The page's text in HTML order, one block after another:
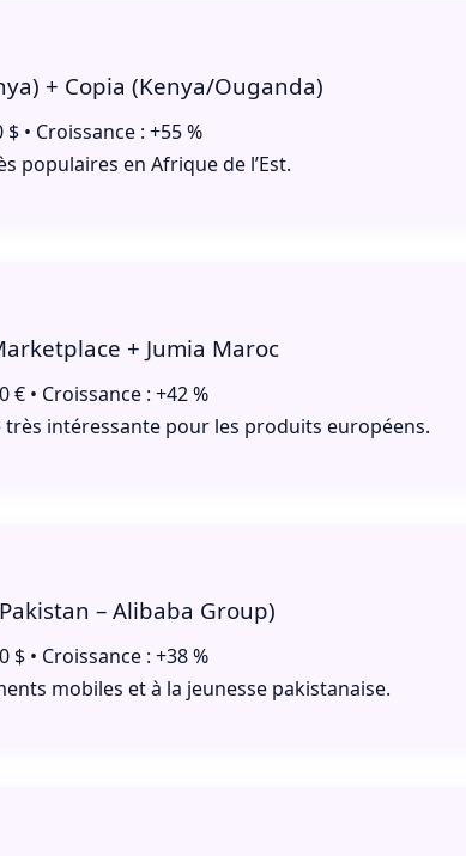
+ Copia (Kenya/Ouganda)
• Croissance : +55 %
populaires en Afrique de l’Est.
+ Jumia Maroc
€ • Croissance : +42 %
intéressante pour les produits européens.
– Alibaba Group)
$ • Croissance : +38 %
mobiles et à la jeunesse pakistanaise.